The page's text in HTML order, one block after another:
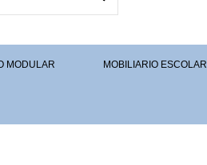
MODULAR MOBILIARIO ESCOLAR